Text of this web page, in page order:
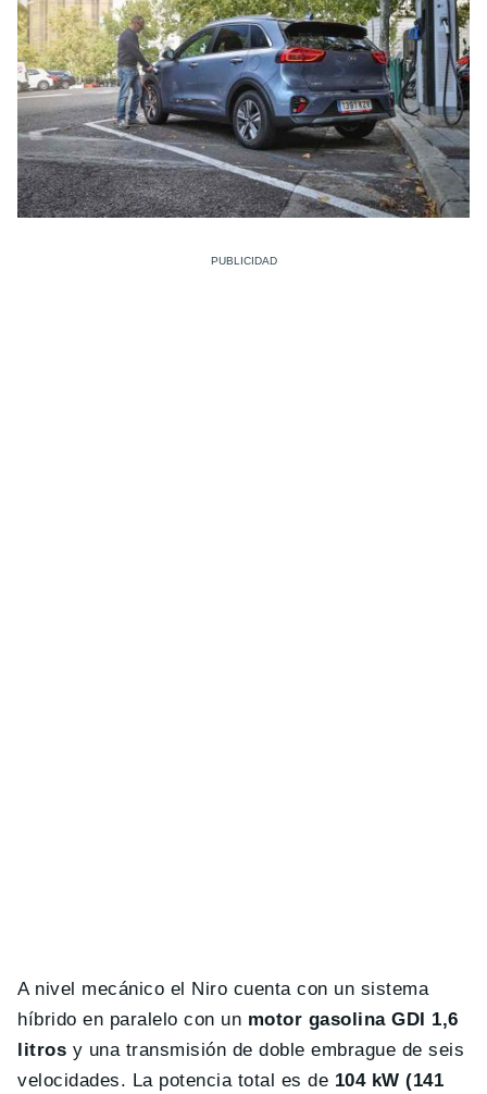
A nivel mecánico el Niro cuenta con un sistema
híbrido en paralelo con un motor gasolina GDI 1,6
litros y una transmisión de doble embrague de seis
velocidades. La potencia total es de 104 kW (141